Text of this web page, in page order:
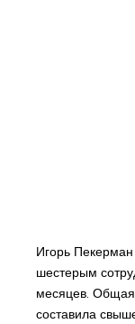
Игорь
шестерым
месяцев.
составила